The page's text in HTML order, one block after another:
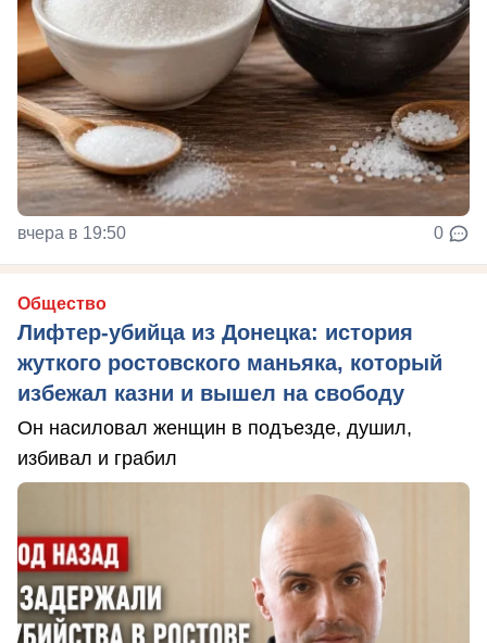
вчера в 19:50 0
Общество
Лифтер-убийца из Донецка: история
жуткого ростовского маньяка, который
избежал казни и вышел на свободу
Он насиловал женщин в подъезде, душил,
избивал и грабил